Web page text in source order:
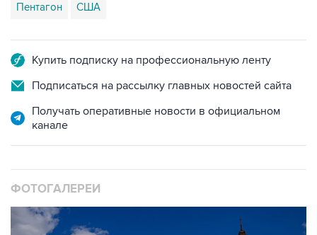
Пентагон США
Купить подписку на профессиональную ленту
Подписаться на рассылку главных новостей сайта
Получать оперативные новости в официальном
канале
ФОТОГАЛЕРЕИ